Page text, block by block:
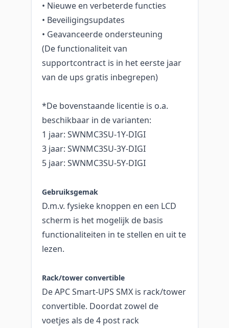
• Nieuwe en verbeterde functies
• Beveiligingsupdates
• Geavanceerde ondersteuning
(De functionaliteit van
supportcontract is in het eerste jaar
van de ups gratis inbegrepen)
*De bovenstaande licentie is o.a.
beschikbaar in de varianten:
1 jaar: SWNMC3SU-1Y-DIGI
3 jaar: SWNMC3SU-3Y-DIGI
5 jaar: SWNMC3SU-5Y-DIGI
Gebruiksgemak
D.m.v. fysieke knoppen en een LCD
scherm is het mogelijk de basis
functionaliteiten in te stellen en uit te
lezen.
Rack/tower convertible
De APC Smart-UPS SMX is rack/tower
convertible. Doordat zowel de
voetjes als de 4 post rack